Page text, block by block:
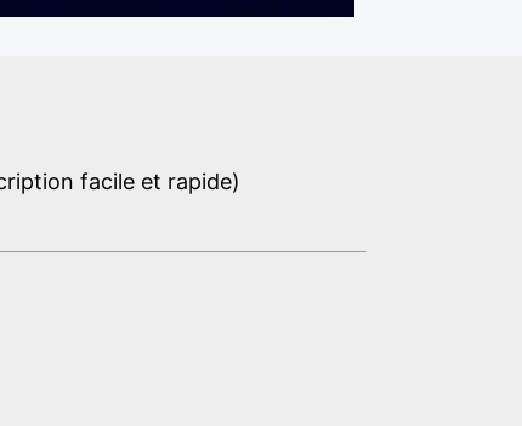
facile et rapide)